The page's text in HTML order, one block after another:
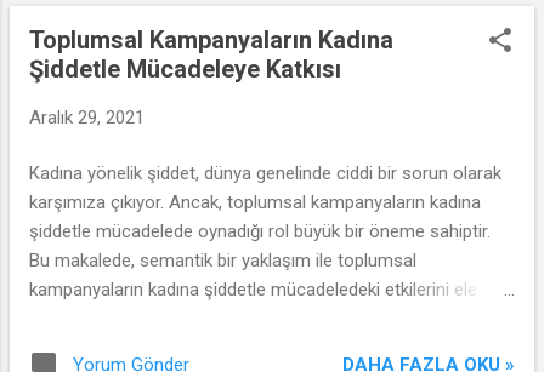
Toplumsal Kampanyaların Kadına
Şiddetle Mücadeleye Katkısı
Aralık 29, 2021
Kadına yönelik şiddet, dünya genelinde ciddi bir sorun olarak
karşımıza çıkıyor. Ancak, toplumsal kampanyaların kadına
şiddetle mücadelede oynadığı rol büyük bir öneme sahiptir.
Bu makalede, semantik bir yaklaşım ile toplumsal
kampanyaların kadına şiddetle mücadeledeki etkilerini ele
Yorum Gönder DAHA FAZLA OKU »